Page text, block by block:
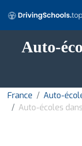
Auto-
France
Auto-
Auto-écoles